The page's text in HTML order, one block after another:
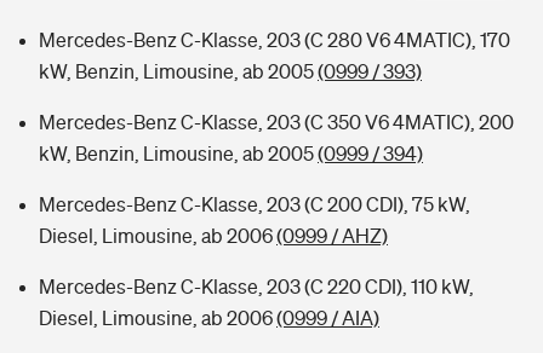
Mercedes-Benz C-Klasse, 203 (C 280 V6 4MATIC), 170
kW, Benzin, Limousine, ab 2005(0999 / 393)
Mercedes-Benz C-Klasse, 203 (C 350 V6 4MATIC), 200
kW, Benzin, Limousine, ab 2005(0999 / 394)
Mercedes-Benz C-Klasse, 203 (C 200 CDI), 75 kW,
Diesel, Limousine, ab 2006(0999 / AHZ)
Mercedes-Benz C-Klasse, 203 (C 220 CDI), 110 kW,
Diesel, Limousine, ab 2006(0999 / AIA)